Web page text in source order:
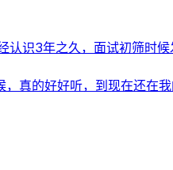
认识3年之久，面试初筛时
真的好好听，到现在还在